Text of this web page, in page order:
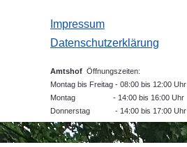
Impressum
Datenschutzerklärung
Amtshof Öffnungszeiten:
Montag bis Freitag - 08:00 bis 12:00 Uhr
Montag - 14:00 bis 16:00 Uhr
Donnerstag - 14:00 bis 17:00 Uhr